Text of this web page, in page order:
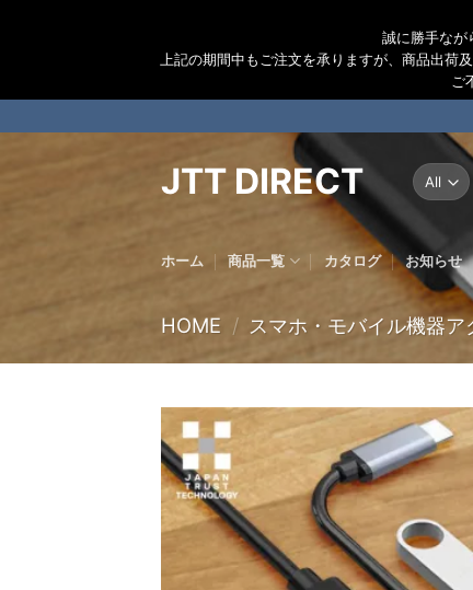
誠に勝手なが
上記の期間中もご注文を承りますが、商品出荷
ご
to
JTT DIRECT
ホーム 商品一覧 カタログ お知らせ
HOME / スマホ・モバイル機器ア